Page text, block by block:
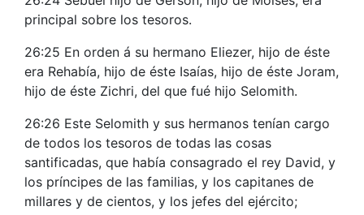
principal sobre los tesoros.
26:25 En orden á su hermano Eliezer, hijo de éste
era Rehabía, hijo de éste Isaías, hijo de éste Joram,
hijo de éste Zichri, del que fué hijo Selomith.
26:26 Este Selomith y sus hermanos tenían cargo
de todos los tesoros de todas las cosas
santificadas, que había consagrado el rey David, y
los príncipes de las familias, y los capitanes de
millares y de cientos, y los jefes del ejército;